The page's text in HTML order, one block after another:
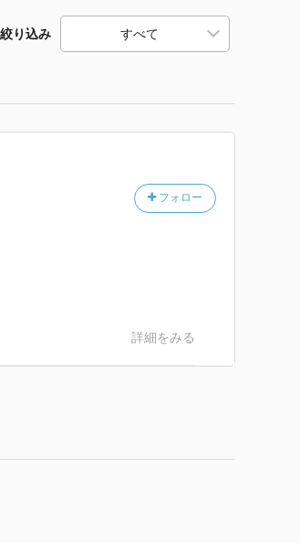
絞り込み
フォロー
詳細をみる